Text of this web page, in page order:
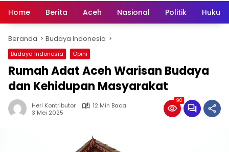
Home Berita Aceh Nasional Politik
Beranda Budaya Indonesia
Budaya Indonesia Opini
Rumah Adat Aceh Warisan Budaya
dan Kehidupan Masyarakat
Heri Kontributor
12 Min Baca
3 Mei 2025
90